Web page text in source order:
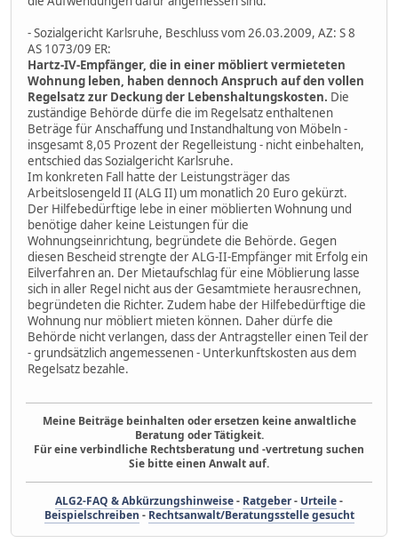
- Sozialgericht Karlsruhe, Beschluss vom 26.03.2009, AZ: S 8
AS 1073/09 ER:
Hartz-IV-Empfänger, die in einer möbliert vermieteten
Wohnung leben, haben dennoch Anspruch auf den vollen
Regelsatz zur Deckung der Lebenshaltungskosten. Die
zuständige Behörde dürfe die im Regelsatz enthaltenen
Beträge für Anschaffung und Instandhaltung von Möbeln -
insgesamt 8,05 Prozent der Regelleistung - nicht einbehalten,
entschied das Sozialgericht Karlsruhe.
Im konkreten Fall hatte der Leistungsträger das
Arbeitslosengeld II (ALG II) um monatlich 20 Euro gekürzt.
Der Hilfebedürftige lebe in einer möblierten Wohnung und
benötige daher keine Leistungen für die
Wohnungseinrichtung, begründete die Behörde. Gegen
diesen Bescheid strengte der ALG-II-Empfänger mit Erfolg ein
Eilverfahren an. Der Mietaufschlag für eine Möblierung lasse
sich in aller Regel nicht aus der Gesamtmiete herausrechnen,
begründeten die Richter. Zudem habe der Hilfebedürftige die
Wohnung nur möbliert mieten können. Daher dürfe die
Behörde nicht verlangen, dass der Antragsteller einen Teil der
- grundsätzlich angemessenen - Unterkunftskosten aus dem
Regelsatz bezahle.
Meine Beiträge beinhalten oder ersetzen keine anwaltliche
Beratung oder Tätigkeit.
Für eine verbindliche Rechtsberatung und -vertretung suchen
Sie bitte einen Anwalt auf.
ALG2-FAQ & Abkürzungshinweise- Ratgeber- Urteile-
Beispielschreiben - Rechtsanwalt/Beratungsstelle gesucht